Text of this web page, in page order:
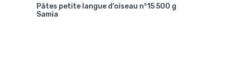
Pâtes petite langue d'oiseau n°15 500 g
Samia